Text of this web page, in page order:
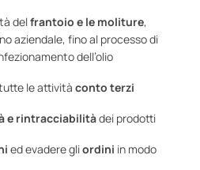
delfrantoio e le moliture,
aziendale, fino al processo di
dell’olio
le attività conto terzi
e rintracciabilitàdei prodotti
ed evadere gliordini in modo